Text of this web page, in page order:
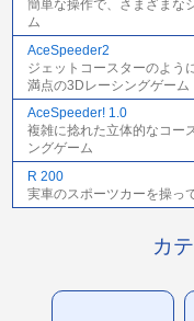
簡単な操作で、さまざまな
ム
AceSpeeder2
ジェットコースターのよう
満点の3Dレーシングゲーム
AceSpeeder! 1.0
複雑に捻れた立体的なコー
ングゲーム
R 200
実車のスポーツカーを操っ
カ